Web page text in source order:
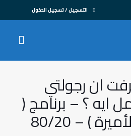
التسجيل / تسجيل الدخول
ان رجولتي
ايه ؟ – برنامج (
) – 80/20